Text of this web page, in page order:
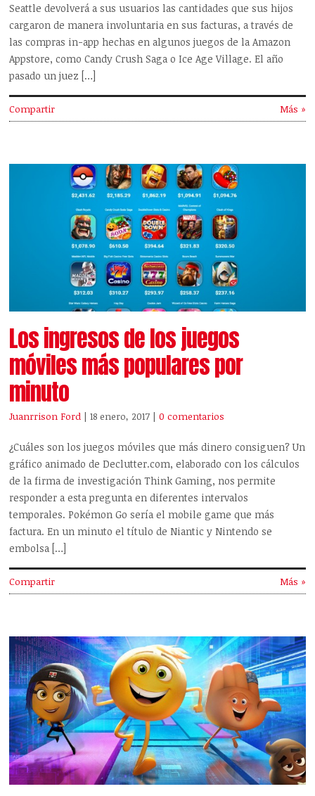
Seattle devolverá a sus usuarios las cantidades que sus hijos
cargaron de manera involuntaria en sus facturas, a través de
las compras in-app hechas en algunos juegos de la Amazon
Appstore, como Candy Crush Saga o Ice Age Village. El año
pasado un juez […]
Compartir Más »
Los ingresos de los juegos
móviles más populares por
minuto
Juanrrison Ford | 18 enero, 2017 |0 comentarios
¿Cuáles son los juegos móviles que más dinero consiguen? Un
gráfico animado de Declutter.com, elaborado con los cálculos
de la firma de investigación Think Gaming, nos permite
responder a esta pregunta en diferentes intervalos
temporales. Pokémon Go sería el mobile game que más
factura. En un minuto el título de Niantic y Nintendo se
embolsa […]
Compartir Más »